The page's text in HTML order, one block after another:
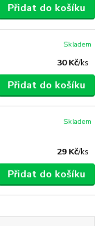
Přidat do košíku
30 Kč/ks
Skladem
Přidat do košíku
29 Kč/ks
Skladem
Přidat do košíku